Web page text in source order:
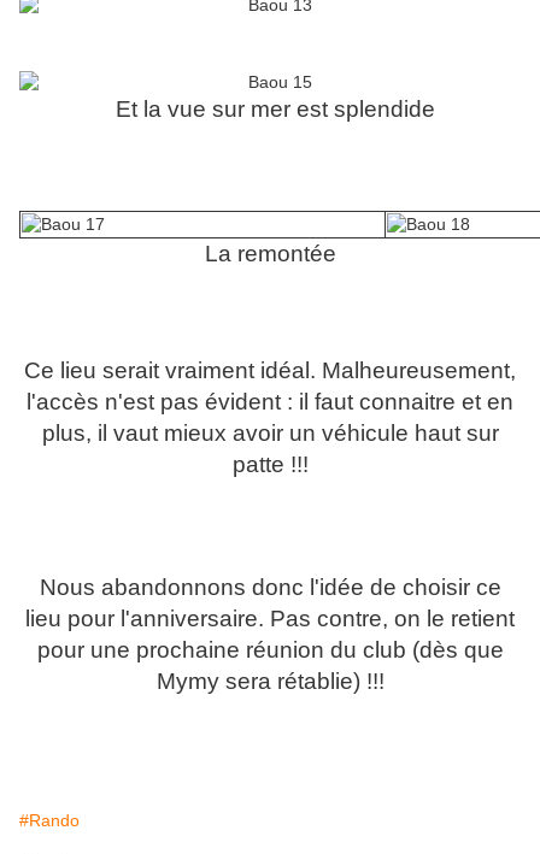
Et la vue sur mer est splendide
La remontée
Ce lieu serait vraiment idéal. Malheureusement,
l'accès n'est pas évident : il faut connaitre et en
plus, il vaut mieux avoir un véhicule haut sur
patte !!!
Nous abandonnons donc l'idée de choisir ce
lieu pour l'anniversaire. Pas contre, on le retient
pour une prochaine réunion du club (dès que
Mymy sera rétablie) !!!
#Rando